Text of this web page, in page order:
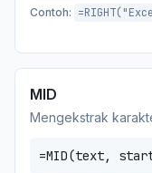
Contoh:
MID
Mengekstrak
=MID(text,